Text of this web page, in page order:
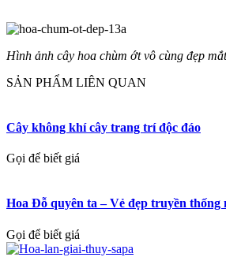
Hình ảnh cây hoa chùm ớt vô cùng đẹp mắt
SẢN PHẨM LIÊN QUAN
Cây không khí cây trang trí độc đáo
Gọi để biết giá
Hoa Đỗ quyên ta – Vẻ đẹp truyền thống
Gọi để biết giá